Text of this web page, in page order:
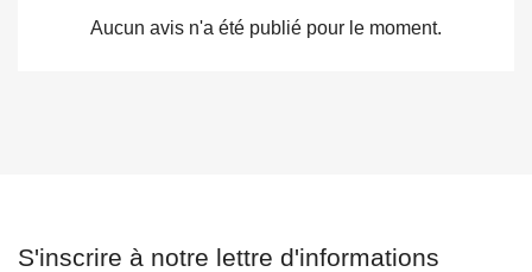
Aucun avis n'a été publié pour le moment.
S'inscrire à notre lettre d'informations